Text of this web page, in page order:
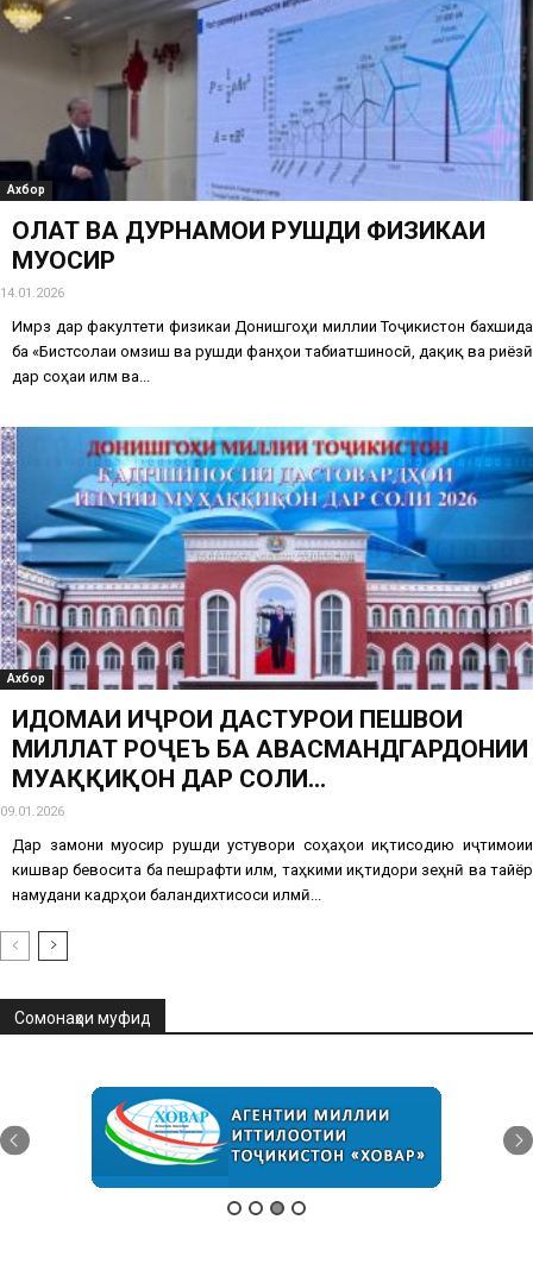
Ахбор
ҲОЛАТ ВА ДУРНАМОИ РУШДИ ФИЗИКАИ
МУОСИР
14.01.2026
Имрӯз дар факултети физикаи Донишгоҳи миллии Тоҷикистон бахшида
ба «Бистсолаи омӯзиш ва рушди фанҳои табиатшиносӣ, дақиқ ва риёзӣ
дар соҳаи илм ва...
Ахбор
ИДОМАИ ИҶРОИ ДАСТУРҲОИ ПЕШВОИ
МИЛЛАТ РОҶЕЪ БА ҲАВАСМАНДГАРДОНИИ
МУҲАҚҚИҚОН ДАР СОЛИ...
09.01.2026
Дар замони муосир рушди устувори соҳаҳои иқтисодию иҷтимоии
кишвар бевосита ба пешрафти илм, таҳкими иқтидори зеҳнӣ ва тайёр
намудани кадрҳои баландихтисоси илмӣ...
Сомонаҳои муфид